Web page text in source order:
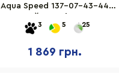
Aqua Speed 137-07-43-44
3 5 25
1 869 грн.